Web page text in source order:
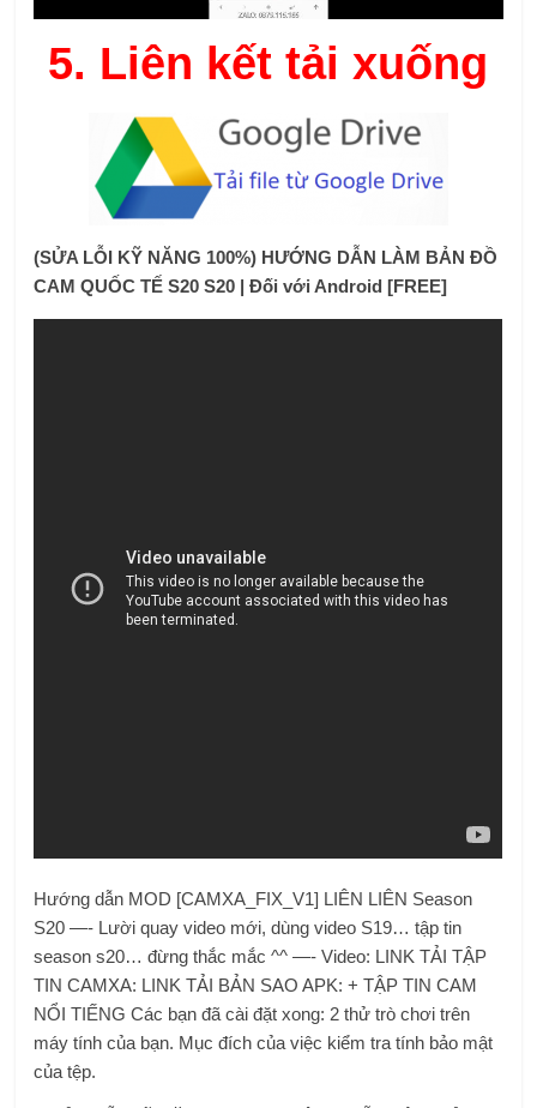
5. Liên kết tải xuống
(SỬA LỖI KỸ NĂNG 100%) HƯỚNG DẪN LÀM BẢN ĐỒ
CAM QUỐC TẾ S20 S20 | Đối với Android [FREE]
Hướng dẫn MOD [CAMXA_FIX_V1] LIÊN LIÊN Season
S20 —- Lười quay video mới, dùng video S19… tập tin
season s20… đừng thắc mắc ^^ —- Video: LINK TẢI TẬP
TIN CAMXA: LINK TẢI BẢN SAO APK: + TẬP TIN CAM
NỔI TIẾNG Các bạn đã cài đặt xong: 2 thử trò chơi trên
máy tính của bạn. Mục đích của việc kiểm tra tính bảo mật
của tệp.